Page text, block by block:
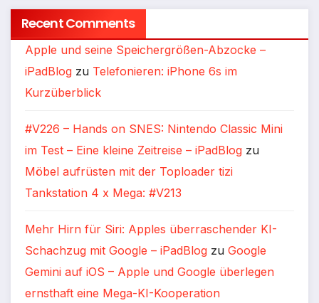
Recent Comments
Apple und seine Speichergrößen-Abzocke –
iPadBlog zu Telefonieren: iPhone 6s im
Kurzüberblick
#V226 – Hands on SNES: Nintendo Classic Mini
im Test – Eine kleine Zeitreise – iPadBlog zu
Möbel aufrüsten mit der Toploader tizi
Tankstation 4 x Mega: #V213
Mehr Hirn für Siri: Apples überraschender KI-
Schachzug mit Google – iPadBlog zu Google
Gemini auf iOS – Apple und Google überlegen
ernsthaft eine Mega-KI-Kooperation